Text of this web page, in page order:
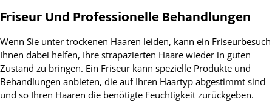
Friseur Und Professionelle Behandlungen
Wenn Sie unter trockenen Haaren leiden, kann ein Friseurbesuch
Ihnen dabei helfen, Ihre strapazierten Haare wieder in guten
Zustand zu bringen. Ein Friseur kann spezielle Produkte und
Behandlungen anbieten, die auf Ihren Haartyp abgestimmt sind
und so Ihren Haaren die benötigte Feuchtigkeit zurückgeben.